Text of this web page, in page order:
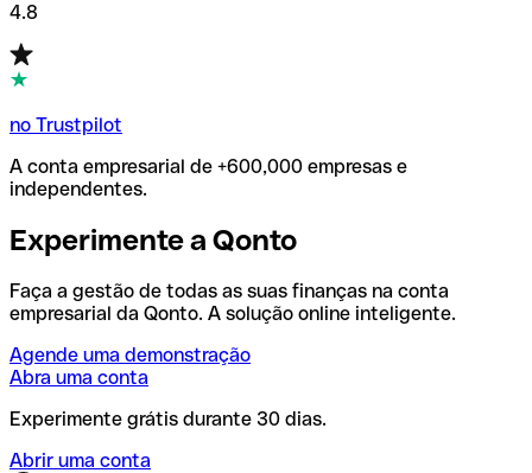
4.8
no Trustpilot
A conta empresarial de +600,000 empresas e
independentes.
Experimente a Qonto
Faça a gestão de todas as suas finanças na conta
empresarial da Qonto. A solução online inteligente.
Agende uma demonstração
Abra uma conta
Experimente grátis durante 30 dias.
Abrir uma conta